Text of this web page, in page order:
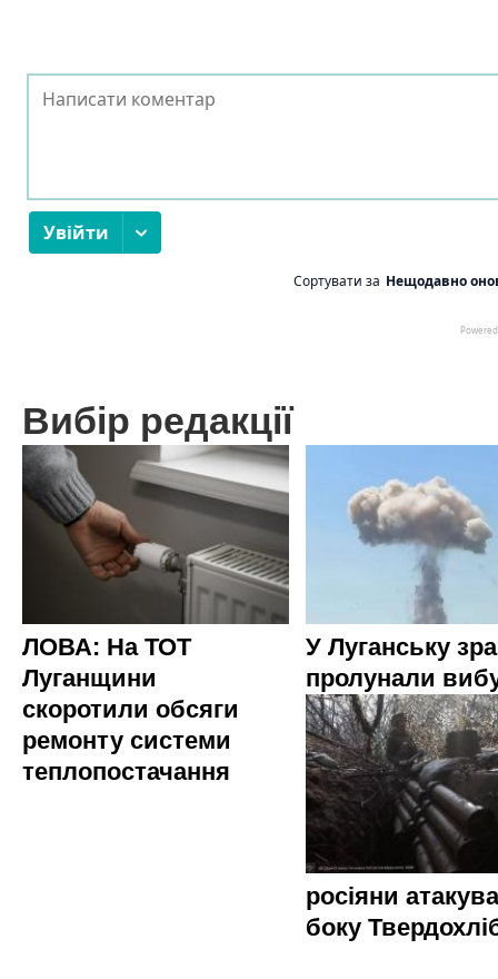
Вибір редакції
ЛОВА: На ТОТ
Луганщини
скоротили обсяги
ремонту системи
теплопостачання
У Луганську
пролунали
росіяни
боку